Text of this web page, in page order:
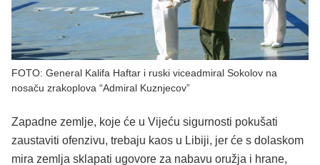
FOTO: General Kalifa Haftar i ruski viceadmiral Sokolov na
nosaču zrakoplova “Admiral Kuznjecov”
Zapadne zemlje, koje će u Vijeću sigurnosti pokušati
zaustaviti ofenzivu, trebaju kaos u Libiji, jer će s dolaskom
mira zemlja sklapati ugovore za nabavu oružja i hrane,